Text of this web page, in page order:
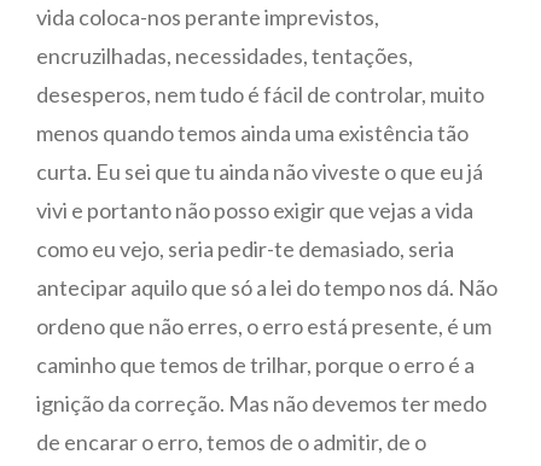
vida coloca-nos perante imprevistos,
encruzilhadas, necessidades, tentações,
desesperos, nem tudo é fácil de controlar, muito
menos quando temos ainda uma existência tão
curta. Eu sei que tu ainda não viveste o que eu já
vivi e portanto não posso exigir que vejas a vida
como eu vejo, seria pedir-te demasiado, seria
antecipar aquilo que só a lei do tempo nos dá. Não
ordeno que não erres, o erro está presente, é um
caminho que temos de trilhar, porque o erro é a
ignição da correção. Mas não devemos ter medo
de encarar o erro, temos de o admitir, de o